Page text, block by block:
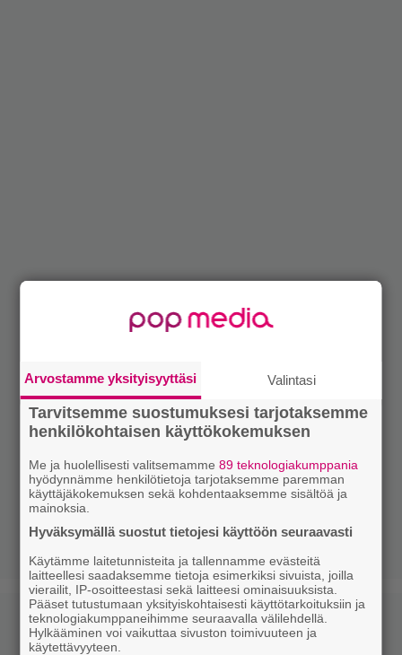
Arvostamme yksityisyyttäsi Valintasi
Tarvitsemme suostumuksesi tarjotaksemme
henkilökohtaisen käyttökokemuksen
Me ja huolellisesti valitsemamme89 teknologiakumppania
hyödynnämme henkilötietoja tarjotaksemme paremman
käyttäjäkokemuksen sekä kohdentaaksemme sisältöä ja
mainoksia.
Hyväksymällä suostut tietojesi käyttöön seuraavasti
Käytämme laitetunnisteita ja tallennamme evästeitä
laitteellesi saadaksemme tietoja esimerkiksi sivuista, joilla
vierailit, IP-osoitteestasi sekä laitteesi ominaisuuksista.
Pääset tutustumaan yksityiskohtaisesti käyttötarkoituksiin ja
teknologiakumppaneihimme seuraavalla välilehdellä.
Hylkääminen voi vaikuttaa sivuston toimivuuteen ja
käytettävyyteen.